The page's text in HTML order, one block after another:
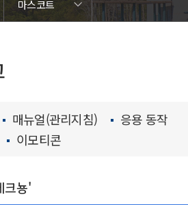
마스코트
서울과기대 소개
열린총장실
대학현황
대학조직
대학상징
홍보관
캠퍼스 안내
학칙 및 규정
교가
찬가
로고 및 UI
마스코트
매뉴얼(관리지침)
응용 동작
이모티콘
크뇽'